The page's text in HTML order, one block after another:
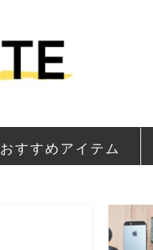
おすすめアイテム